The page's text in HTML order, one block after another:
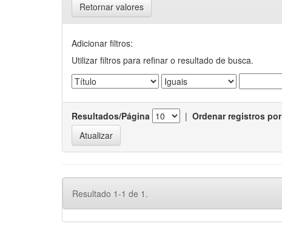
Retornar valores
Adicionar filtros:
Utilizar filtros para refinar o resultado de busca.
Resultados/Página | Ordenar registros por
Resultado 1-1 de 1.